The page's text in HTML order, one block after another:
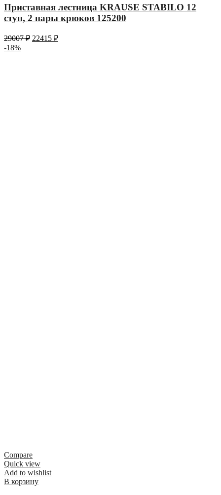
Приставная лестница KRAUSE STABILO 12
ступ, 2 пары крюков 125200
29007₽ 22415 ₽
-18%
Compare
Quick view
Add to wishlist
В корзину